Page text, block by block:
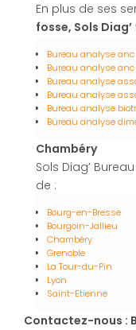
En plus de ses
fosse, Sols Diag’
Bureau analyse anc
Bureau analyse
Bureau analyse
Bureau analyse
Bureau analyse
Bureau analyse
Chambéry
Sols Diag’
de :
Bourg-en-Bresse
Bourgoin-Jallieu
Chambéry
Grenoble
La Tour-du-Pin
Lyon
Saint-Etienne
Contactez-nous :